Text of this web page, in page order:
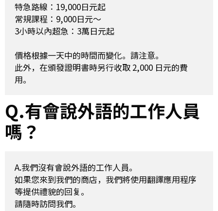
特急路線：19,000日元起
常規課程：9,000日元～
3小時以內超急：3萬日元起
價格根據一天中的時間而變化。請注意。
此外，在頒發證明書時另行收取 2,000 日元的費
Q.有會說外語的工作人員
嗎？
A.我們沒有會說外語的工作人員。
如果您來到我們的商店，我們將使用翻譯應用程序
等提供禮貌的回复。